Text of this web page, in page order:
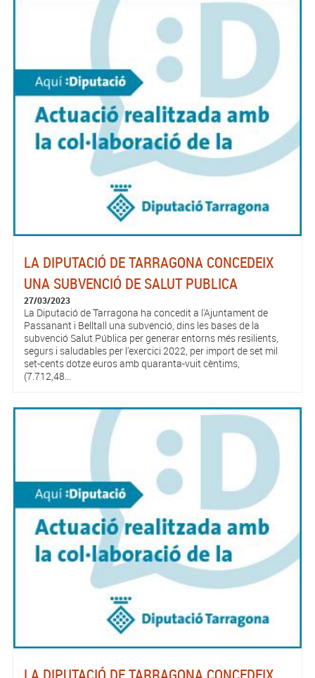
LA DIPUTACIÓ DE TARRAGONA CONCEDEIX
UNA SUBVENCIÓ DE SALUT PUBLICA
27/03/2023
La Diputació de Tarragona ha concedit a l'Ajuntament de
Passanant i Belltall una subvenció, dins les bases de la
subvenció Salut Pública per generar entorns més resilients,
segurs i saludables per l'exercici 2022, per import de set mil
set-cents dotze euros amb quaranta-vuit cèntims,
(7.712,48...